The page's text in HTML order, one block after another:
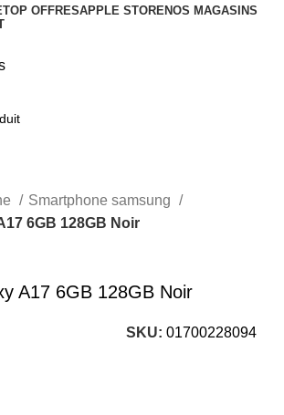
TOP OFFRESAPPLE STORENOS MAGASINS
Smartphone samsung
6GB 128GB Noir
A17 6GB 128GB Noir
SKU:01700228094